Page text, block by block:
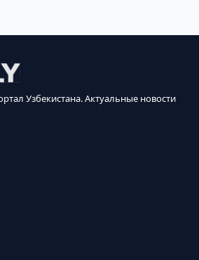
Узбекистана. Актуальные новости